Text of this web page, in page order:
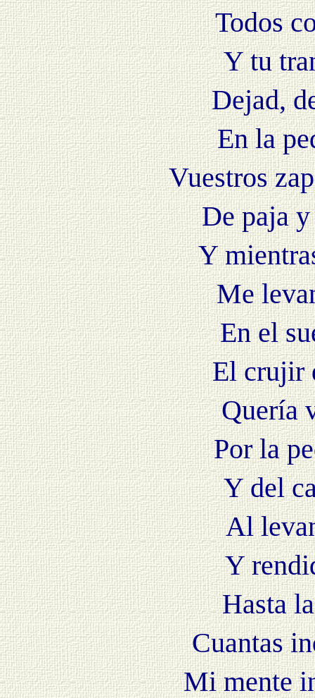
Todos
Y tu
Dejad,
En la
Vuestros
De paja
Y
Me
En el
El crujir
Quería
Por la
Y del
Al
Y
Hasta
Cuantas
Mi mente